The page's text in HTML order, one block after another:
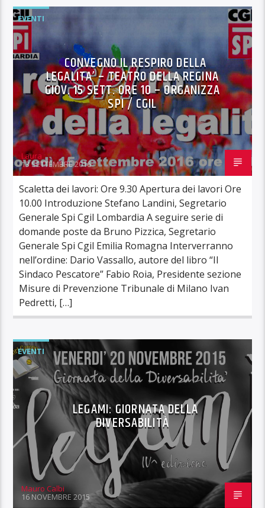
EVENTI
CONVEGNO IL RESPIRO DELLA
LEGALITA’ – TEATRO DELLA REGINA
GIOV. 15 SETT. ORE 10 – ORGANIZZA
SPI / CGIL
Laura
13 SETTEMBRE 2016
Scaletta dei lavori: Ore 9.30 Apertura dei lavori Ore
10.00 Introduzione Stefano Landini, Segretario
Generale Spi Cgil Lombardia A seguire serie di
domande poste da Bruno Pizzica, Segretario
Generale Spi Cgil Emilia Romagna Interverranno
nell’ordine: Dario Vassallo, autore del libro “Il
Sindaco Pescatore” Fabio Roia, Presidente sezione
Misure di Prevenzione Tribunale di Milano Ivan
Pedretti, […]
EVENTI
LEGAMI: GIORNATA DELLA
DIVERSABILITÀ
Mauro Calbi
16 NOVEMBRE 2015